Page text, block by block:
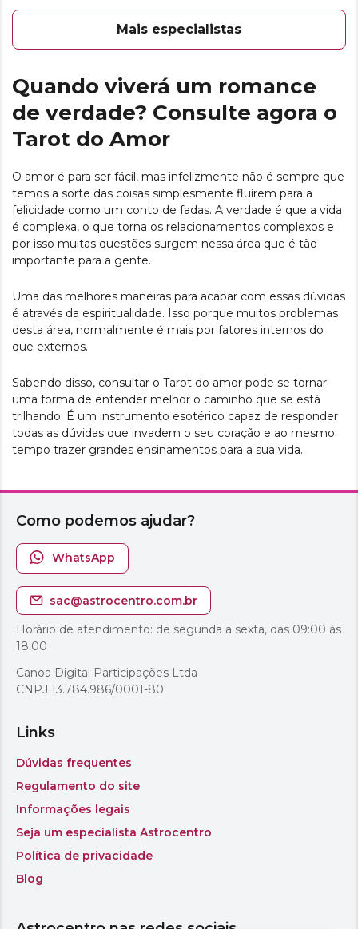
Mais especialistas
Quando viverá um romance
de verdade? Consulte agora o
Tarot do Amor
O amor é para ser fácil, mas infelizmente não é sempre que
temos a sorte das coisas simplesmente fluírem para a
felicidade como um conto de fadas. A verdade é que a vida
é complexa, o que torna os relacionamentos complexos e
por isso muitas questões surgem nessa área que é tão
importante para a gente.
Uma das melhores maneiras para acabar com essas dúvidas
é através da espiritualidade. Isso porque muitos problemas
desta área, normalmente é mais por fatores internos do
que externos.
Sabendo disso, consultar o Tarot do amor pode se tornar
uma forma de entender melhor o caminho que se está
trilhando. É um instrumento esotérico capaz de responder
todas as dúvidas que invadem o seu coração e ao mesmo
tempo trazer grandes ensinamentos para a sua vida.